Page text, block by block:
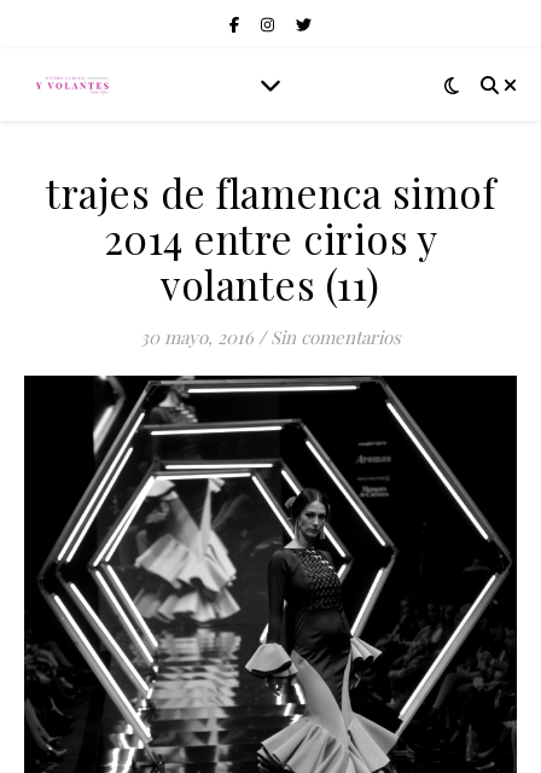
trajes de flamenca simof
2014 entre cirios y
volantes (11)
30 mayo, 2016 / Sin comentarios